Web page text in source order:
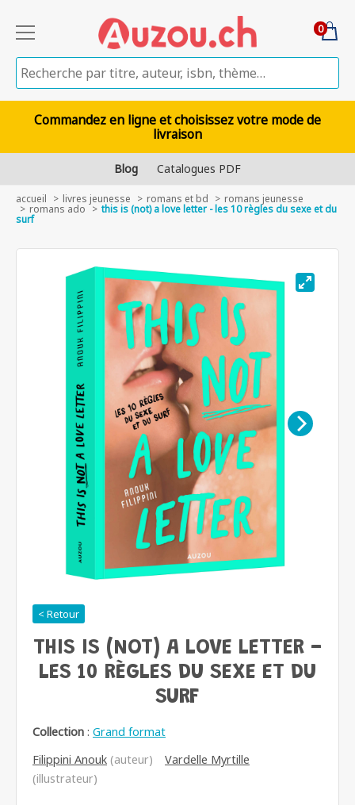
0
Commandez en ligne et choisissez votre mode de
livraison
Blog Catalogues PDF
accueil livres jeunesse romans et bd romans jeunesse
romans ado this is (not) a love letter - les 10 règles du sexe et du
surf
< Retour
THIS IS (NOT) A LOVE LETTER -
LES 10 RÈGLES DU SEXE ET DU
SURF
Collection : Grand format
Filippini Anouk (auteur)
Vardelle Myrtille
(illustrateur)